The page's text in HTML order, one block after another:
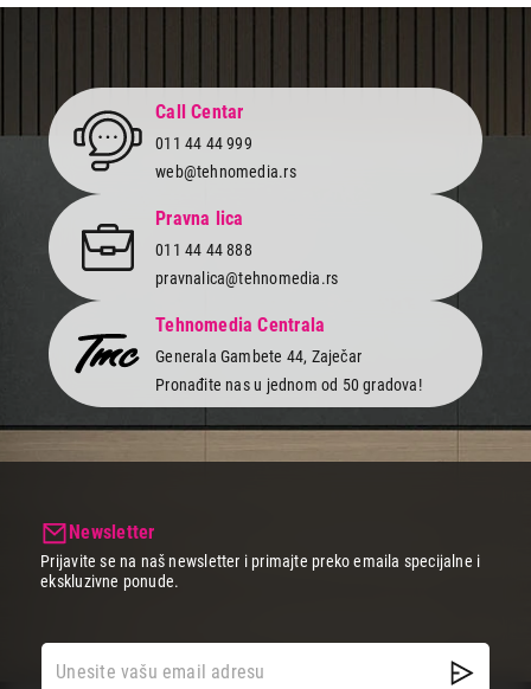
Call Centar
011 44 44 999
web@tehnomedia.rs
Pravna lica
011 44 44 888
pravnalica@tehnomedia.rs
Tehnomedia Centrala
Generala Gambete 44, Zaječar
Pronađite nas u jednom od 50 gradova!
Newsletter
Prijavite se na naš newsletter i primajte preko emaila specijalne i
ekskluzivne ponude.